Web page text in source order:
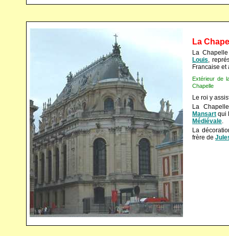
La
La
Louis,
Francaise et
Extérieur
Chapelle
Le roi y
La
Mansart qui
Médiévale.
La
frère de